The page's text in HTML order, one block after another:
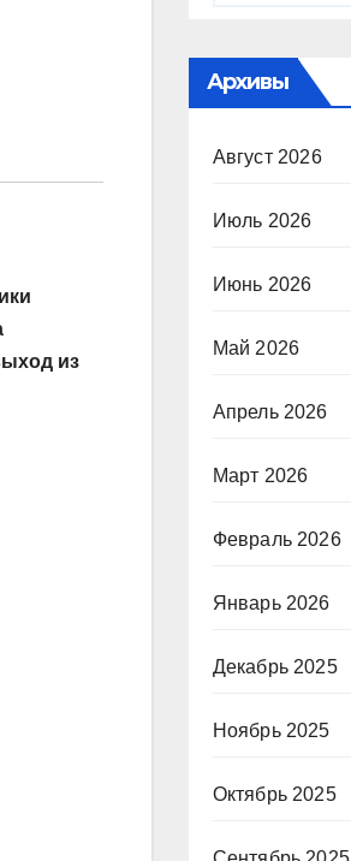
из
Архивы
Август 2026
Июль 2026
Июнь 2026
Май 2026
Апрель 2026
Март 2026
Февраль 2026
Январь 2026
Декабрь 2025
Ноябрь 2025
Октябрь 2025